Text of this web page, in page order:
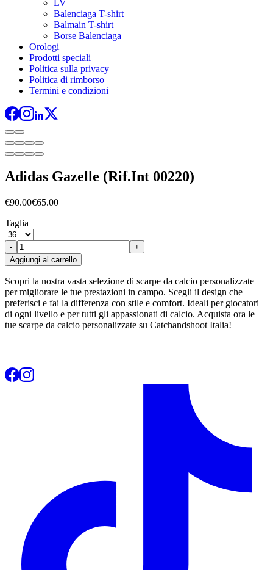
LV
Balenciaga T-shirt
Balmain T-shirt
Borse Balenciaga
Orologi
Prodotti speciali
Politica sulla privacy
Politica di rimborso
Termini e condizioni
Adidas Gazelle (Rif.Int 00220)
€90.00€65.00
Taglia
-
+
Aggiungi al carrello
Scopri la nostra vasta selezione di scarpe da calcio personalizzate
per migliorare le tue prestazioni in campo. Scegli il design che
preferisci e fai la differenza con stile e comfort. Ideali per giocatori
di ogni livello e per tutti gli appassionati di calcio. Acquista ora le
tue scarpe da calcio personalizzate su Catchandshoot Italia!